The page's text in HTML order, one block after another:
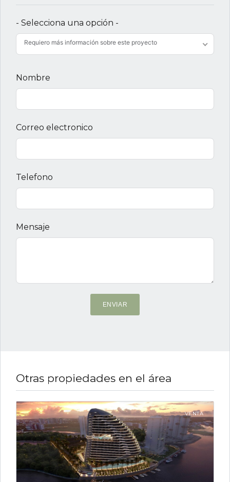
- Selecciona una opción -
Requiero más información sobre este proyecto
Nombre
Correo electronico
Telefono
Mensaje
ENVIAR
Otras propiedades en el área
VENTA